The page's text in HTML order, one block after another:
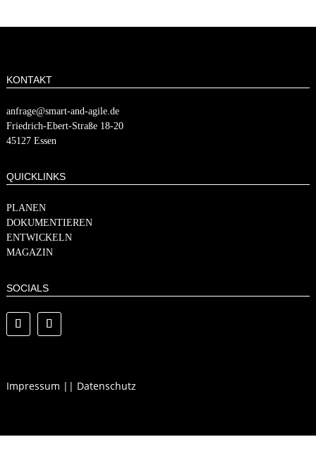
KONTAKT
anfrage@smart-and-agile.de
​​Friedrich-Ebert-Straße 18-20
45127 Essen
QUICKLINKS
PLANEN
DOKUMENTIEREN
ENTWICKELN
MAGAZIN
SOCIALS
Impressum || Datenschutz